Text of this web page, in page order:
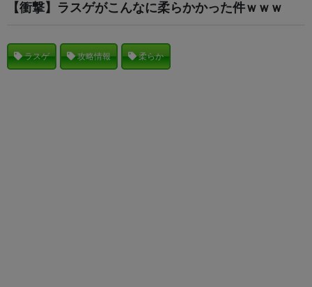
【衝撃】ラスゲがこんなに柔らかかった件ｗｗｗ
ラスゲ 攻略情報 柔らか